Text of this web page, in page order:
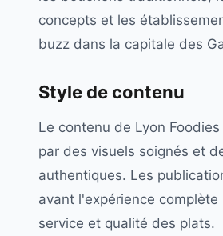
concepts et les
buzz dans la capitale des
Style de contenu
Le contenu de Lyon
par des visuels soignés et
authentiques. Les
avant l'expérience complète
service et qualité des plats.